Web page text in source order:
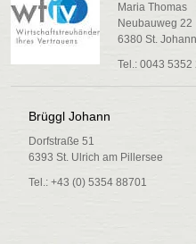
Maria Thomas
Neubauweg 22
6380 St.
Tel.: 0043 5352
Brüggl Johann
Dorfstraße 51
6393 St. Ulrich am Pillersee
Tel.: +43 (0) 5354 88701